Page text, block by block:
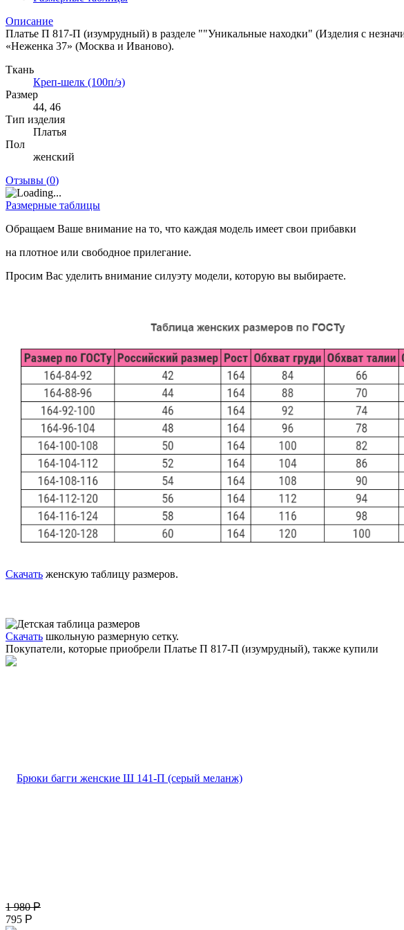
Описание
Платье П 817-П (изумрудный) в разделе ""Уникальные находки" (Изделия с
«Неженка 37» (Москва и Иваново).
Ткань
Креп-шелк (100п/э)
Размер
44, 46
Тип изделия
Платья
Пол
женский
Отзывы (0)
Размерные таблицы
Обращаем Ваше внимание на то, что каждая модель имеет свои прибавки
на плотное или свободное прилегание.
Просим Вас уделить внимание силуэту модели, которую вы выбираете.
Скачать женскую таблицу размеров.
Скачать школьную размерную сетку.
Покупатели, которые приобрели Платье П 817-П (изумрудный), также купили
1 980Р
795 Р